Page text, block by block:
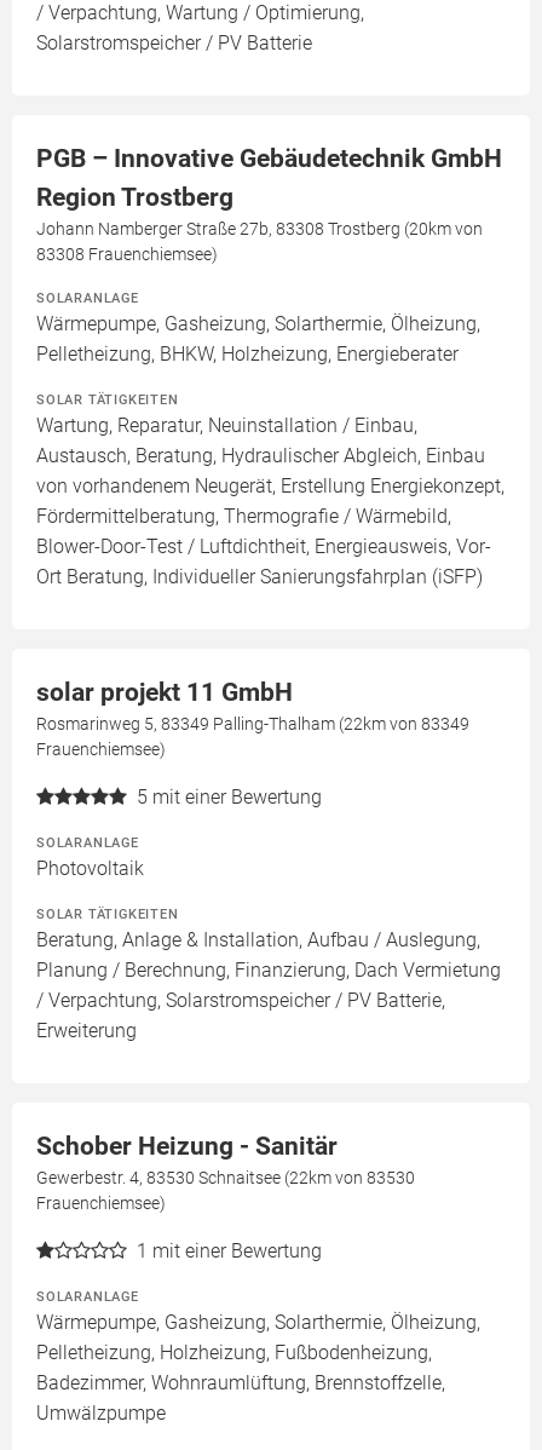
/ Verpachtung, Wartung / Optimierung,
Solarstromspeicher / PV Batterie
PGB – Innovative Gebäudetechnik GmbH
Region Trostberg
Johann Namberger Straße 27b, 83308 Trostberg (20km von
83308 Frauenchiemsee)
SOLARANLAGE
Wärmepumpe, Gasheizung, Solarthermie, Ölheizung,
Pelletheizung, BHKW, Holzheizung, Energieberater
SOLAR TÄTIGKEITEN
Wartung, Reparatur, Neuinstallation / Einbau,
Austausch, Beratung, Hydraulischer Abgleich, Einbau
von vorhandenem Neugerät, Erstellung Energiekonzept,
Fördermittelberatung, Thermografie / Wärmebild,
Blower-Door-Test / Luftdichtheit, Energieausweis, Vor-
Ort Beratung, Individueller Sanierungsfahrplan (iSFP)
solar projekt 11 GmbH
Rosmarinweg 5, 83349 Palling-Thalham (22km von 83349
Frauenchiemsee)
5 mit einer Bewertung
SOLARANLAGE
Photovoltaik
SOLAR TÄTIGKEITEN
Beratung, Anlage & Installation, Aufbau / Auslegung,
Planung / Berechnung, Finanzierung, Dach Vermietung
/ Verpachtung, Solarstromspeicher / PV Batterie,
Erweiterung
Schober Heizung - Sanitär
Gewerbestr. 4, 83530 Schnaitsee (22km von 83530
Frauenchiemsee)
1 mit einer Bewertung
SOLARANLAGE
Wärmepumpe, Gasheizung, Solarthermie, Ölheizung,
Pelletheizung, Holzheizung, Fußbodenheizung,
Badezimmer, Wohnraumlüftung, Brennstoffzelle,
Umwälzpumpe